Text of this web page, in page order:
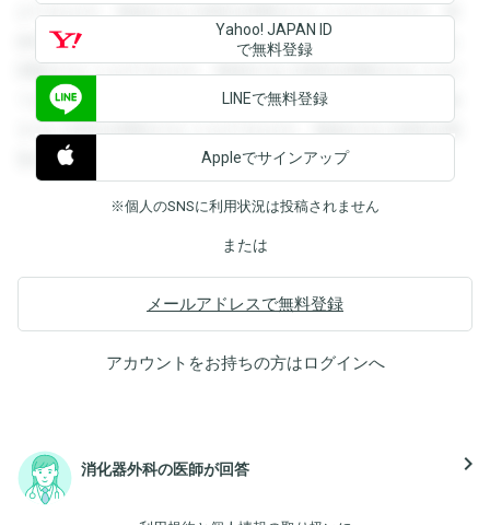
ができます。登録すると回答を閲覧することができます。登
録すると回答を閲覧することができます。登録すると回答を
閲覧することができます。登録すると回答を閲覧することが
できます。登録すると回答を閲覧することができます。登録
すると回答を閲覧することができます。登録すると回答を閲
覧することができます。
Yahoo! JAPAN ID
で無料登録
LINEで無料登録
Appleでサインアップ
※個人のSNSに利用状況は投稿されません
または
メールアドレスで無料登録
アカウントをお持ちの方はログインへ
消化器外科の医師が回答 navigate_next